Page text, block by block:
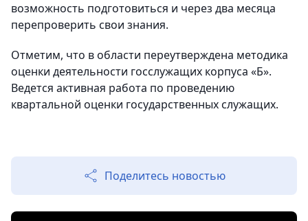
возможность подготовиться и через два месяца
перепроверить свои знания.
Отметим, что в области переутверждена методика
оценки деятельности госслужащих корпуса «Б».
Ведется активная работа по проведению
квартальной оценки государственных служащих.
Поделитесь новостью